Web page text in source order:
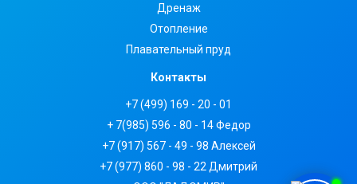
Дренаж
Отопление
Плавательный пруд
Контакты
+7 (499) 169 - 20 - 01
+ 7(985) 596 - 80 - 14 Федор
+7 (917) 567 - 49 - 98 Алексей
+7 (977) 860 - 98 - 22 Дмитрий